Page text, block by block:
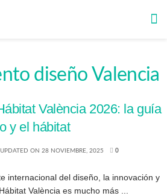
diseño Valencia
València 2026: la guía
y el hábitat
ON 28 NOVIEMBRE, 2025 0
internacional del diseño, la innovación y
València es mucho más ...